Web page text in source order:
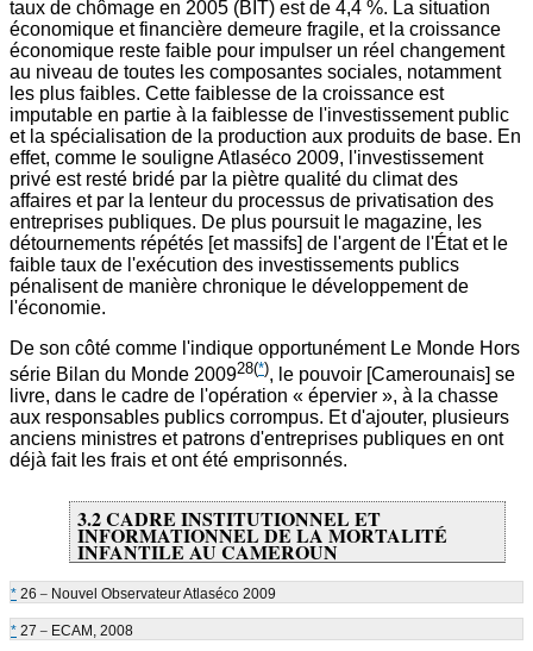
taux de chômage en 2005 (BIT) est de 4,4 %. La situation
économique et financière demeure fragile, et la croissance
économique reste faible pour impulser un réel changement
au niveau de toutes les composantes sociales, notamment
les plus faibles. Cette faiblesse de la croissance est
imputable en partie à la faiblesse de l'investissement public
et la spécialisation de la production aux produits de base. En
effet, comme le souligne Atlaséco 2009, l'investissement
privé est resté bridé par la piètre qualité du climat des
affaires et par la lenteur du processus de privatisation des
entreprises publiques. De plus poursuit le magazine, les
détournements répétés [et massifs] de l'argent de l'État et le
faible taux de l'exécution des investissements publics
pénalisent de manière chronique le développement de
l'économie.
De son côté comme l'indique opportunément Le Monde Hors
série Bilan du Monde 200928(*), le pouvoir [Camerounais] se
livre, dans le cadre de l'opération « épervier », à la chasse
aux responsables publics corrompus. Et d'ajouter, plusieurs
anciens ministres et patrons d'entreprises publiques en ont
déjà fait les frais et ont été emprisonnés.
3.2 CADRE INSTITUTIONNEL ET
INFORMATIONNEL DE LA MORTALITÉ
INFANTILE AU CAMEROUN
* 26 Nouvel Observateur Atlaséco 2009
* 27 ECAM, 2008